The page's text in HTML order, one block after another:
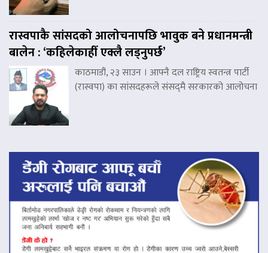
रास्वपाकै सांसदको आलोचनापछि भावुक बने प्रधानमन्त्री
बालेन : ‘कहिलेकाहीँ एक्लै लड्नुपर्छ’
काठमाडौं, २३ साउन । आफ्नै दल राष्ट्रिय स्वतन्त्र पार्टी
(रास्वपा) का सांसदहरूले संसद्‌मै सरकारको आलोचना